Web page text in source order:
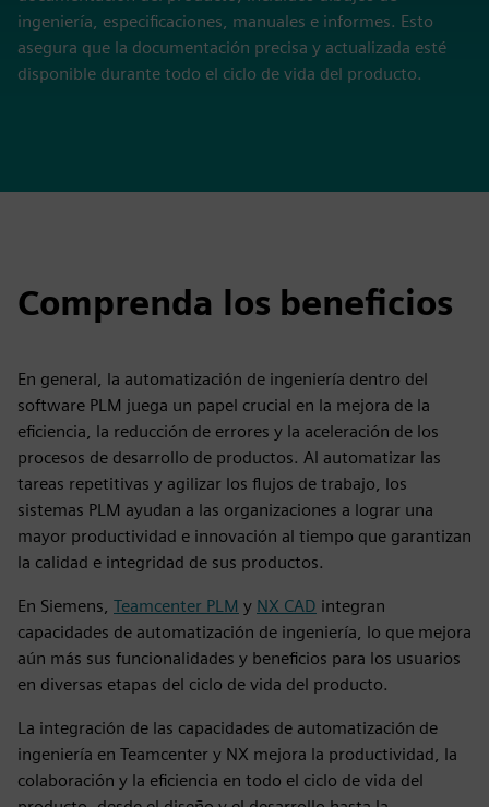
ingeniería, especificaciones, manuales e informes. Esto
asegura que la documentación precisa y actualizada esté
disponible durante todo el ciclo de vida del producto.
Comprenda los beneficios
En general, la automatización de ingeniería dentro del
software PLM juega un papel crucial en la mejora de la
eficiencia, la reducción de errores y la aceleración de los
procesos de desarrollo de productos. Al automatizar las
tareas repetitivas y agilizar los flujos de trabajo, los
sistemas PLM ayudan a las organizaciones a lograr una
mayor productividad e innovación al tiempo que garantizan
la calidad e integridad de sus productos.
En Siemens, Teamcenter PLM y NX CAD integran
capacidades de automatización de ingeniería, lo que mejora
aún más sus funcionalidades y beneficios para los usuarios
en diversas etapas del ciclo de vida del producto.
La integración de las capacidades de automatización de
ingeniería en Teamcenter y NX mejora la productividad, la
colaboración y la eficiencia en todo el ciclo de vida del